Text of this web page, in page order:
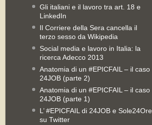
Gli italiani e il lavoro tra art. 18 e
LinkedIn
Il Corriere della Sera cancella il
terzo sesso da Wikipedia
Social media e lavoro in Italia: la
ricerca Adecco 2013
Anatomia di un #EPICFAIL – il caso
24JOB (parte 2)
Anatomia di un #EPICFAIL – il caso
24JOB (parte 1)
L’ #EPICFAIL di 24JOB e Sole24Ore
su Twitter